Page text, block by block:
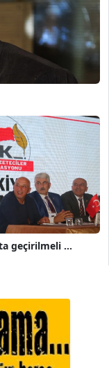
geçirilmeli ...